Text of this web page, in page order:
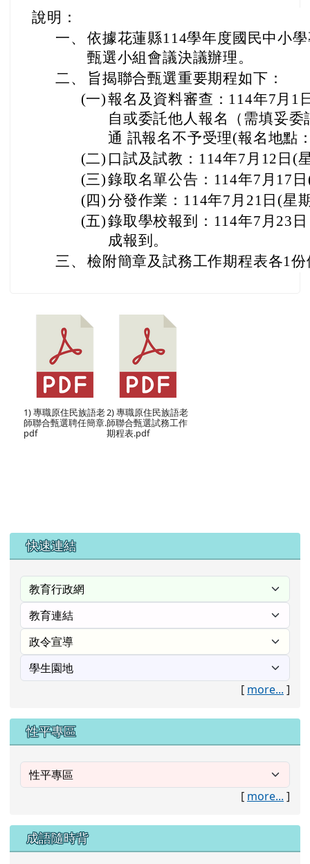
說明：
一、 依據花蓮縣114學年度國民中小
甄選小組會議決議辦理。
二、
旨揭聯合甄選重要期程如下：
(一)報名及資料審查：114年7月1
自或委託他人報名（需填妥
通 訊報名不予受理(報名地點
(二) 口試及試教：114年7月12日(
(三)錄取名單公告：114年7月17
(四)分發作業：114年7月21日(星
(五)錄取學校報到：114年7月23
成報到。
三、 檢附簡章及試務工作期程表各1
1) 專職原住民族語老
師聯合甄選聘任簡章.
pdf
2) 專職原住民族語老
師聯合甄選試務工作
期程表.pdf
右邊區域內容
快速連結
[ more... ]
性平專區
[ more... ]
成語隨時背